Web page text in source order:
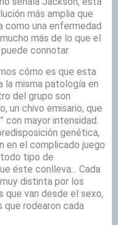
más amplia que
como una enfermedad
más de lo que el
connotar.
cómo es que esta
la misma patología en
del grupo son
un chivo emisario, que
con mayor intensidad.
genética,
en el complicado juego
tipo de
éste conlleva... Cada
distinta por los
van desde el sexo,
que rodearon cada